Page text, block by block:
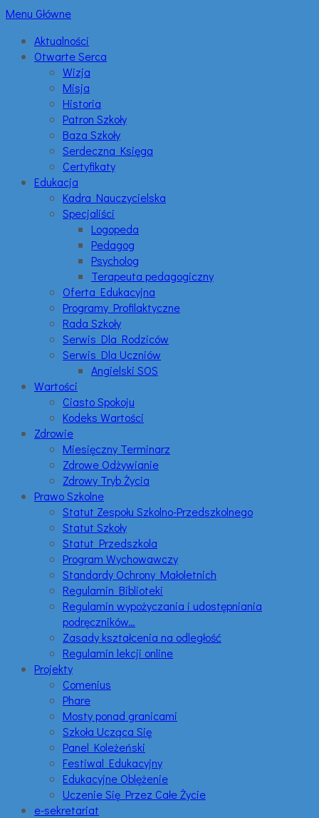
Menu Główne
Aktualności
Otwarte Serca
Wizja
Misja
Historia
Patron Szkoły
Baza Szkoły
Serdeczna Księga
Certyfikaty
Edukacja
Kadra Nauczycielska
Specjaliści
Logopeda
Pedagog
Psycholog
Terapeuta pedagogiczny
Oferta Edukacyjna
Programy Profilaktyczne
Rada Szkoły
Serwis Dla Rodziców
Serwis Dla Uczniów
Angielski SOS
Wartości
Ciasto Spokoju
Kodeks Wartości
Zdrowie
Miesięczny Terminarz
Zdrowe Odżywianie
Zdrowy Tryb Życia
Prawo Szkolne
Statut Zespołu Szkolno-Przedszkolnego
Statut Szkoły
Statut Przedszkola
Program Wychowawczy
Standardy Ochrony Małoletnich
Regulamin Biblioteki
Regulamin wypożyczania i udostępniania
podręczników…
Zasady kształcenia na odległość
Regulamin lekcji online
Projekty
Comenius
Phare
Mosty ponad granicami
Szkoła Ucząca Się
Panel Koleżeński
Festiwal Edukacyjny
Edukacyjne Oblężenie
Uczenie Się Przez Całe Życie
e-sekretariat